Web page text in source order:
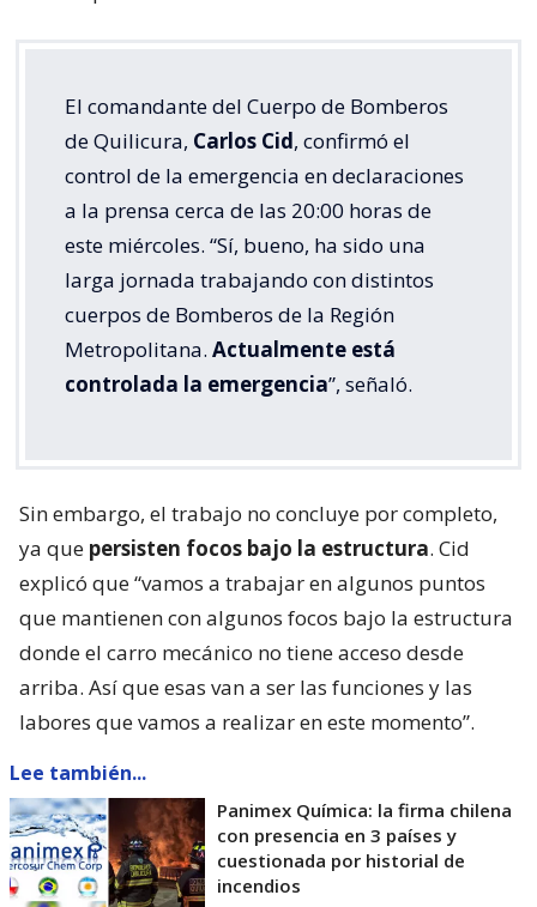
El comandante del Cuerpo de Bomberos
de Quilicura, Carlos Cid, confirmó el
control de la emergencia en declaraciones
a la prensa cerca de las 20:00 horas de
este miércoles. “Sí, bueno, ha sido una
larga jornada trabajando con distintos
cuerpos de Bomberos de la Región
Metropolitana. Actualmente está
controlada la emergencia”, señaló.
Sin embargo, el trabajo no concluye por completo,
ya que persisten focos bajo la estructura. Cid
explicó que “vamos a trabajar en algunos puntos
que mantienen con algunos focos bajo la estructura
donde el carro mecánico no tiene acceso desde
arriba. Así que esas van a ser las funciones y las
labores que vamos a realizar en este momento”.
Lee también...
Panimex Química: la firma chilena
con presencia en 3 países y
cuestionada por historial de
incendios